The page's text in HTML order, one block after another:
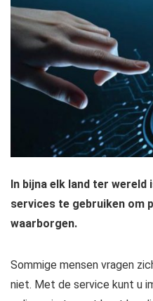
In bijna elk land ter wereld
services te gebruiken om
waarborgen.
Sommige mensen vragen
niet. Met de service kunt u